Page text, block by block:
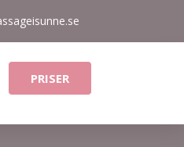
PRISER